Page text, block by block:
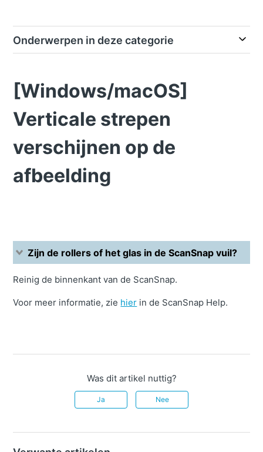
Onderwerpen in deze categorie
[Windows/macOS]
Verticale strepen
verschijnen op de
afbeelding
Zijn de rollers of het glas in de ScanSnap vuil?
Reinig de binnenkant van de ScanSnap.
Voor meer informatie, zie hier in de ScanSnap Help.
Was dit artikel nuttig?
Ja Nee